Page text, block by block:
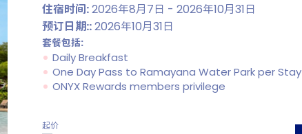
住宿时间:2026年8月7日 - 2026年10月31日
预订日期::2026年10月31日
套餐包括:
Daily Breakfast
One Day Pass to Ramayana Water Park per Stay
ONYX Rewards members privilege
起价